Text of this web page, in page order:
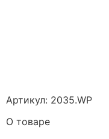
Артикул: 2035.WP
О товаре